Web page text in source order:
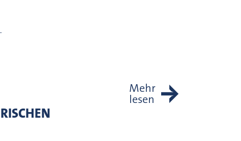
Mehr
lesen